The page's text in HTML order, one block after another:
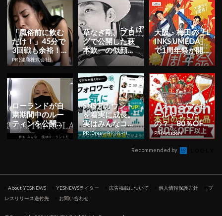
ベネッセ「...
「風俗前に飲む
だけ！」45分で
3回戦も余裕！9
80円で朝まで絶
好調
PR(健商株式会社)
草なぎ剛、ブロ
グで公開した萩
本欽一の似顔絵
と意味深い言葉
にファンから絶
賛の声が殺...
大阪・梅田の「L
INKS UMEDA」
で1周年祭が開
催決定！超豪華
なキャンペー
ン...
ローランドが自
粛期間中のルー
ティンを公開！
『ラブライ
ブ！』について
SNSアカウント
を着実に成長。
実はみんなココ
使ってます。
PR(Dreaw合同会社)
「え、こんなセ
ールやってた
の？」80％OFF
以上が続々登
場！Amazonの本
気が...
PR(Amazon)
Recommended by
About YESNEWS YESNEWSライター 広告掲載について 個人情報保護方針
プ
レスリリース送付先
お問い合わせ